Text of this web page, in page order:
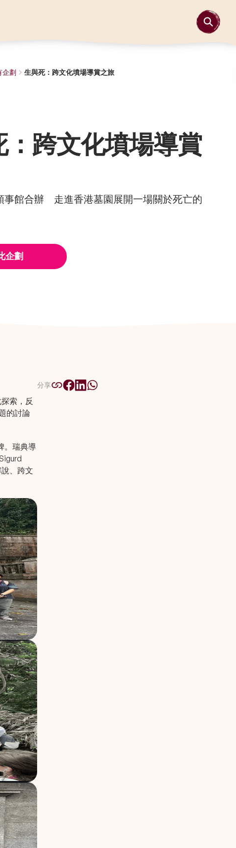
企劃 生與死：跨文化墳場導賞之旅
：跨文化墳場導賞
事館合辦 走進香港墓園展開一場關於死亡的
企劃
索，反
的討論
。瑞典導
、跨文
分享